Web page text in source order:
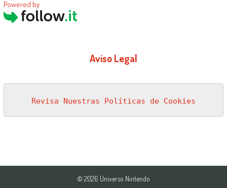
Powered by
Aviso Legal
Revisa Nuestras Políticas de Cookies
© 2026 Universo Nintendo